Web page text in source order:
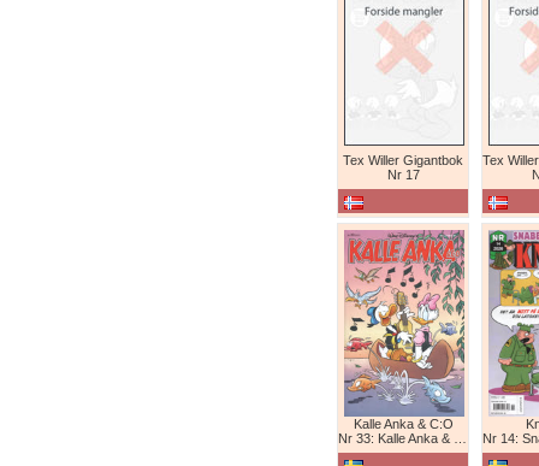
Tex Willer Gigantbok
Nr 17
Kalle Anka & C:O
Nr 33: Kalle Anka & C:O
Nr 14: